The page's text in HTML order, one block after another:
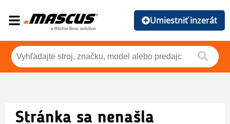
Umiestniť inzerát
Stránka sa nenašla